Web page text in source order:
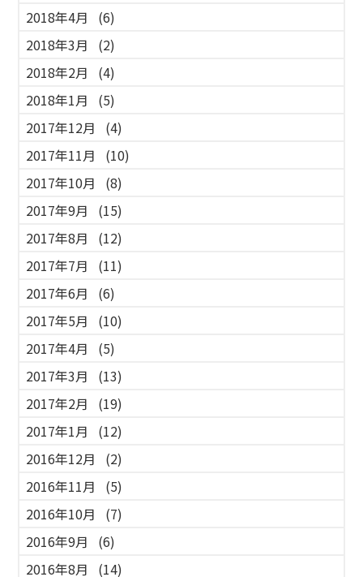
2018年4月
(6)
2018年3月
(2)
2018年2月
(4)
2018年1月
(5)
2017年12月
(4)
2017年11月
(10)
2017年10月
(8)
2017年9月
(15)
2017年8月
(12)
2017年7月
(11)
2017年6月
(6)
2017年5月
(10)
2017年4月
(5)
2017年3月
(13)
2017年2月
(19)
2017年1月
(12)
2016年12月
(2)
2016年11月
(5)
2016年10月
(7)
2016年9月
(6)
2016年8月
(14)